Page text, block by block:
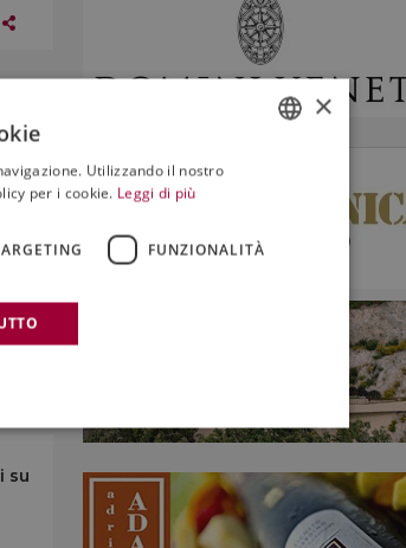
su
×
Utilizzando il nostro
per i cookie. Leggi di più
FUNZIONALITÀ